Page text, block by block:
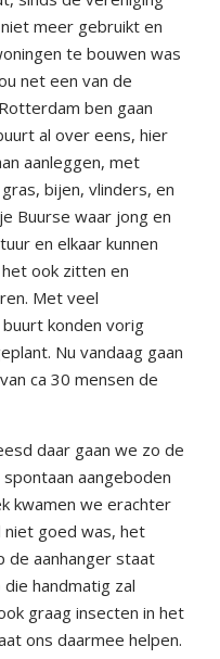
meer gebruikt en
te bouwen was
net een van de
ben gaan
al over eens, hier
aanleggen, met
bijen, vlinders, en
Buurse waar jong en
en elkaar kunnen
ook zitten en
Met veel
konden vorig
Nu vandaag gaan
ca 30 mensen de
daar gaan we zo de
aangeboden
kwamen we erachter
niet goed was, het
de aanhanger staat
handmatig zal
graag insecten in het
ons daarmee helpen.